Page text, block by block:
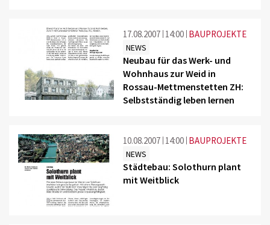
17.08.2007 14:00 BAUPROJEKTE
NEWS
Neubau für das Werk- und
Wohnhaus zur Weid in
Rossau-Mettmenstetten ZH:
Selbstständig leben lernen
10.08.2007 14:00 BAUPROJEKTE
NEWS
Städtebau: Solothurn plant
mit Weitblick